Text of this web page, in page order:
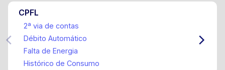
CPFL
2ª via de contas
Débito Automático
Falta de Energia
Histórico de Consumo